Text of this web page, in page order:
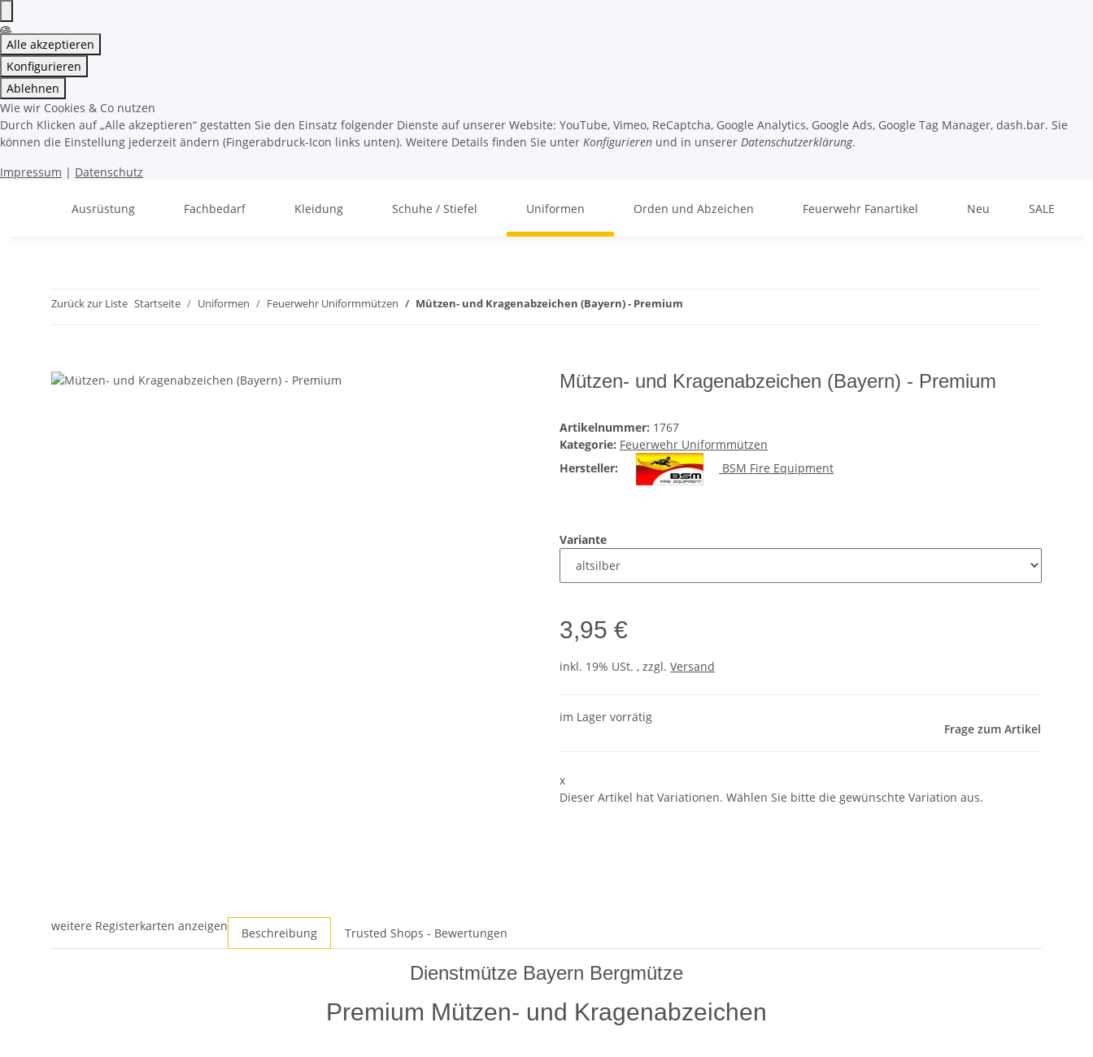
Alle akzeptieren
Konfigurieren
Ablehnen
Wie wir Cookies & Co nutzen
Durch Klicken auf „Alle akzeptieren“ gestatten Sie den Einsatz folgender Dienste auf unserer Website: YouTube, Vimeo, ReCaptcha, Google Analytics, Google Ads, Google Tag Manager, dash.bar. Sie
können die Einstellung jederzeit ändern (Fingerabdruck-Icon links unten). Weitere Details finden Sie unter Konfigurieren und in unserer Datenschutzerklärung.
Impressum | Datenschutz
Ausrüstung Fachbedarf Kleidung Schuhe / Stiefel Uniformen Orden und Abzeichen Feuerwehr Fanartikel Neu SALE
Zurück zur Liste Startseite Uniformen Feuerwehr Uniformmützen Mützen- und Kragenabzeichen (Bayern) - Premium
Mützen- und Kragenabzeichen (Bayern) - Premium
Artikelnummer: 1767
Kategorie: Feuerwehr Uniformmützen
Hersteller:
BSM Fire Equipment
Variante
3,95 €
inkl. 19% USt. , zzgl. Versand
im Lager vorrätig
Frage zum Artikel
x
Dieser Artikel hat Variationen. Wählen Sie bitte die gewünschte Variation aus.
weitere Registerkarten anzeigen Beschreibung Trusted Shops - Bewertungen
Dienstmütze Bayern Bergmütze
Premium Mützen- und Kragenabzeichen